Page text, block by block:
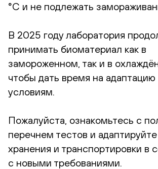
°C и не подлежать
В 2025 году лаборатория
принимать биоматериал как в
замороженном, так и в
чтобы дать время на
условиям.
Пожалуйста, ознакомьтесь с
перечнем тестов и
хранения и транспортировки в
с новыми требованиями.